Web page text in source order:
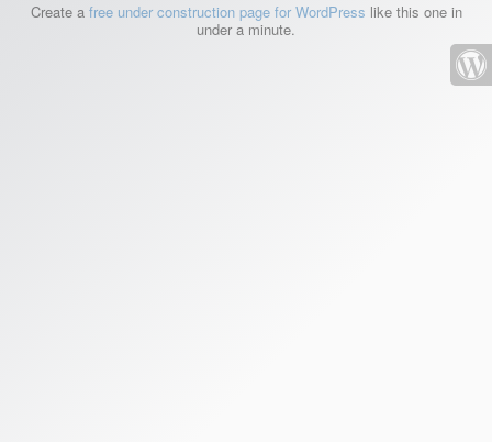
Create a free under construction page for WordPress like this one in
under a minute.